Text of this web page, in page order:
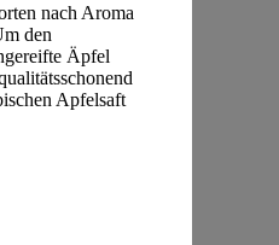
nach Aroma
den
Äpfel
Apfelsaft